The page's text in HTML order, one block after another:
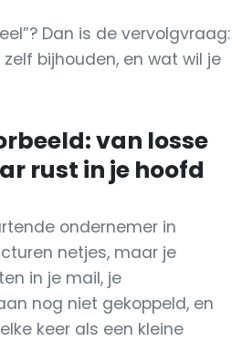
Dan is de vervolgvraag:
bijhouden, en wat wil je
van losse
rust in je hoofd
ondernemer in
netjes, maar je
in je mail, je
nog niet gekoppeld, en
keer als een kleine